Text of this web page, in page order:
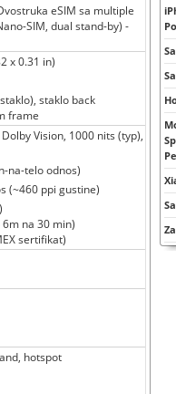
eSIM sa multiple
SIM, dual stand-by) -
x 0.31 in)
staklo back
frame
Vision, 1000 nits (typ),
na-telo odnos)
(~460 ppi gustine)
na 30 min)
sertifikat)
hotspot